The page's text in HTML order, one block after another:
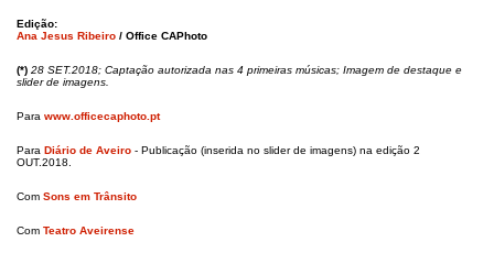
Edição:
Ana Jesus Ribeiro / Office CAPhoto
(*) 28 SET.2018; Captação autorizada nas 4 primeiras músicas; Imagem de destaque e
slider de imagens.
Para www.officecaphoto.pt
Para Diário de Aveiro - Publicação (inserida no slider de imagens) na edição 2
OUT.2018.
Com Sons em Trânsito
Com Teatro Aveirense